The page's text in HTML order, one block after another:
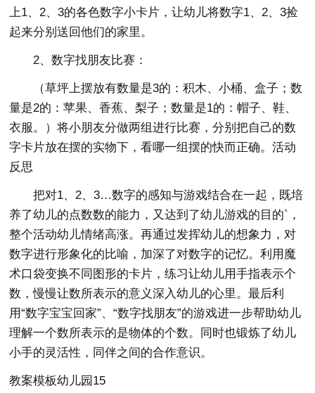
上1、2、3的各色数字小卡片，让幼儿将数字1、2、3捡
起来分别送回他们的家里。
2、数字找朋友比赛：
（草坪上摆放有数量是3的：积木、小桶、盒子；数
量是2的：苹果、香蕉、梨子；数量是1的：帽子、鞋、
衣服。）将小朋友分做两组进行比赛，分别把自己的数
字卡片放在摆的实物下，看哪一组摆的快而正确。活动
反思
把对1、2、3…数字的感知与游戏结合在一起，既培
养了幼儿的点数数的能力，又达到了幼儿游戏的目的`，
整个活动幼儿情绪高涨。再通过发挥幼儿的想象力，对
数字进行形象化的比喻，加深了对数字的记忆。利用魔
术口袋变换不同图形的卡片，练习让幼儿用手指表示个
数，慢慢让数所表示的意义深入幼儿的心里。最后利
用“数字宝宝回家”、“数字找朋友”的游戏进一步帮助幼儿
理解一个数所表示的是物体的个数。同时也锻炼了幼儿
小手的灵活性，同伴之间的合作意识。
教案模板幼儿园15